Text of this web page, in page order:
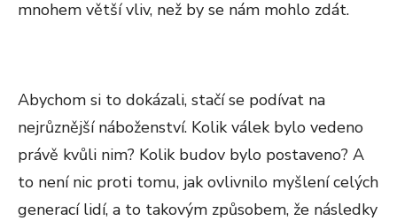
mnohem větší vliv, než by se nám mohlo zdát.
Abychom si to dokázali, stačí se podívat na
nejrůznější náboženství. Kolik válek bylo vedeno
právě kvůli nim? Kolik budov bylo postaveno? A
to není nic proti tomu, jak ovlivnilo myšlení celých
generací lidí, a to takovým způsobem, že následky